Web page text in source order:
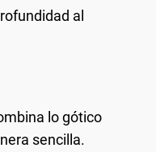
al
lo gótico
sencilla.